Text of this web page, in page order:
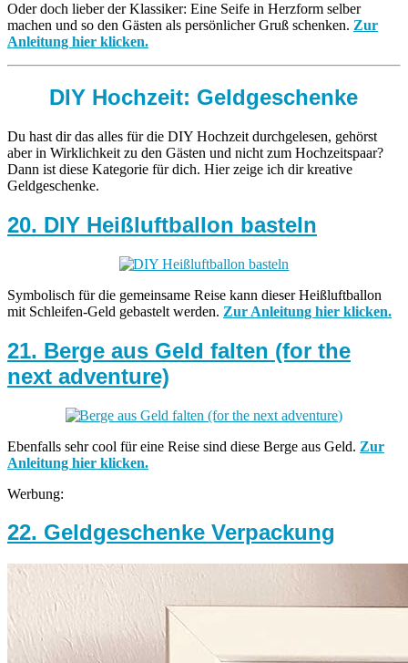
Oder doch lieber der Klassiker: Eine Seife in Herzform selber
machen und so den Gästen als persönlicher Gruß schenken. Zur
Anleitung hier klicken.
DIY Hochzeit: Geldgeschenke
Du hast dir das alles für die DIY Hochzeit durchgelesen, gehörst
aber in Wirklichkeit zu den Gästen und nicht zum Hochzeitspaar?
Dann ist diese Kategorie für dich. Hier zeige ich dir kreative
Geldgeschenke.
20. DIY Heißluftballon basteln
Symbolisch für die gemeinsame Reise kann dieser Heißluftballon
mit Schleifen-Geld gebastelt werden. Zur Anleitung hier klicken.
21. Berge aus Geld falten (for the
next adventure)
Ebenfalls sehr cool für eine Reise sind diese Berge aus Geld. Zur
Anleitung hier klicken.
Werbung:
22. Geldgeschenke Verpackung